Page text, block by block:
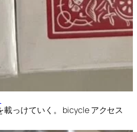
っけていく。 bicycle アクセス